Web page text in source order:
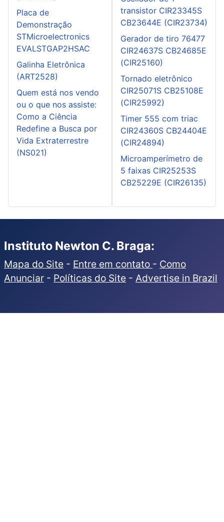
Placa de
Demonstração
STMicroelectronics
EVALSTGAP2HSAC
Galinha Eletrônica
(ART2528)
Quem está nos vendo
ou o que nos assiste:
Como a Ciência
Redefine a Busca por
Vida Extraterrestre
(NS021)
transistor CIR23345S
CB23644E (CIR23734)
Gerador de tiro 76477
CIR24637S CB24685E
(CIR25160)
Tornado eletrônico
CIR25071S CB25108E
(CIR25992)
Timer 555 com triac
CIR24360S CB24404E
(CIR24894)
Microamperímetro de
5 faixas CIR25253S
CB25229E (CIR26135)
Instituto Newton C. Braga:
Mapa do Site - Entre em contato - Como
Anunciar - Políticas do Site - Advertise in Brazil